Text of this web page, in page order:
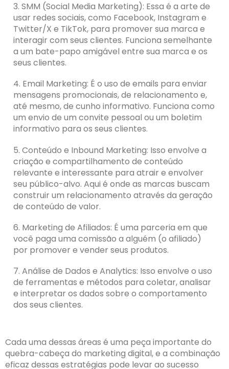
3. SMM (Social Media Marketing): Essa é a arte de
usar redes sociais, como Facebook, Instagram e
Twitter/X e TikTok, para promover sua marca e
interagir com seus clientes. Funciona semelhante
a um bate-papo amigável entre sua marca e os
seus clientes.
4. Email Marketing: É o uso de emails para enviar
mensagens promocionais, de relacionamento e,
até mesmo, de cunho informativo. Funciona como
um envio de um convite pessoal ou um boletim
informativo para os seus clientes.
5. Conteúdo e Inbound Marketing: Isso envolve a
criação e compartilhamento de conteúdo
relevante e interessante para atrair e envolver
seu público-alvo. Aqui é onde as marcas buscam
construir um relacionamento através da geração
de conteúdo de valor.
6. Marketing de Afiliados: É uma parceria em que
você paga uma comissão a alguém (o afiliado)
por promover e vender seus produtos.
7. Análise de Dados e Analytics: Isso envolve o uso
de ferramentas e métodos para coletar, analisar
e interpretar os dados sobre o comportamento
dos seus clientes.
Cada uma dessas áreas é uma peça importante do
quebra-cabeça do marketing digital, e a combinação
eficaz dessas estratégias pode levar ao sucesso